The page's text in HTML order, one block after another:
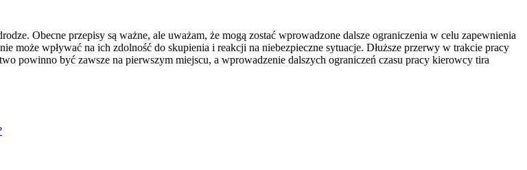
Obecne przepisy są ważne, ale uważam, że mogą zostać wprowadzone dalsze ograniczenia w celu zapewnienia
może wpływać na ich zdolność do skupienia i reakcji na niebezpieczne sytuacje. Dłuższe przerwy w trakcie pracy
powinno być zawsze na pierwszym miejscu, a wprowadzenie dalszych ograniczeń czasu pracy kierowcy tira